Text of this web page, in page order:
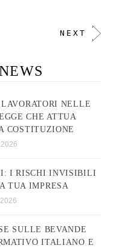
NEXT
NELLE
CHE ATTUA
COSTITUZIONE
I RISCHI INVISIBILI
TUA IMPRESA
SULLE BEVANDE
ITALIANO E